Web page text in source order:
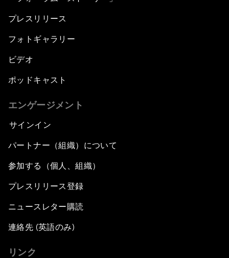
プレスリリース
フォトギャラリー
ビデオ
ポッドキャスト
エンゲージメント
サインイン
パートナー（組織）について
参加する（個人、組織）
プレスリリース登録
ニュースレター購読
連絡先 (英語のみ)
リンク